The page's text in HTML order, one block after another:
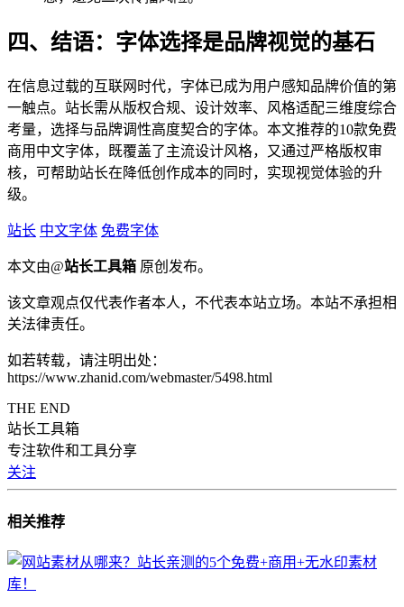
四、结语：字体选择是品牌视觉的基石
在信息过载的互联网时代，字体已成为用户感知品牌价值的第
一触点。站长需从版权合规、设计效率、风格适配三维度综合
考量，选择与品牌调性高度契合的字体。本文推荐的10款免费
商用中文字体，既覆盖了主流设计风格，又通过严格版权审
核，可帮助站长在降低创作成本的同时，实现视觉体验的升
级。
站长 中文字体 免费字体
本文由@站长工具箱 原创发布。
该文章观点仅代表作者本人，不代表本站立场。本站不承担相
关法律责任。
如若转载，请注明出处：
https://www.zhanid.com/webmaster/5498.html
THE END
站长工具箱
专注软件和工具分享
关注
相关推荐